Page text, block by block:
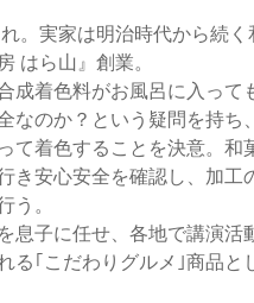
。実家は明治時代から続
はら山』創業。
成着色料がお風呂に入って
なのか？という疑問を持ち
て着色することを決意。和
き安心安全を確認し、加工
う。
息子に任せ、各地で講演活
る｢こだわりグルメ｣商品と